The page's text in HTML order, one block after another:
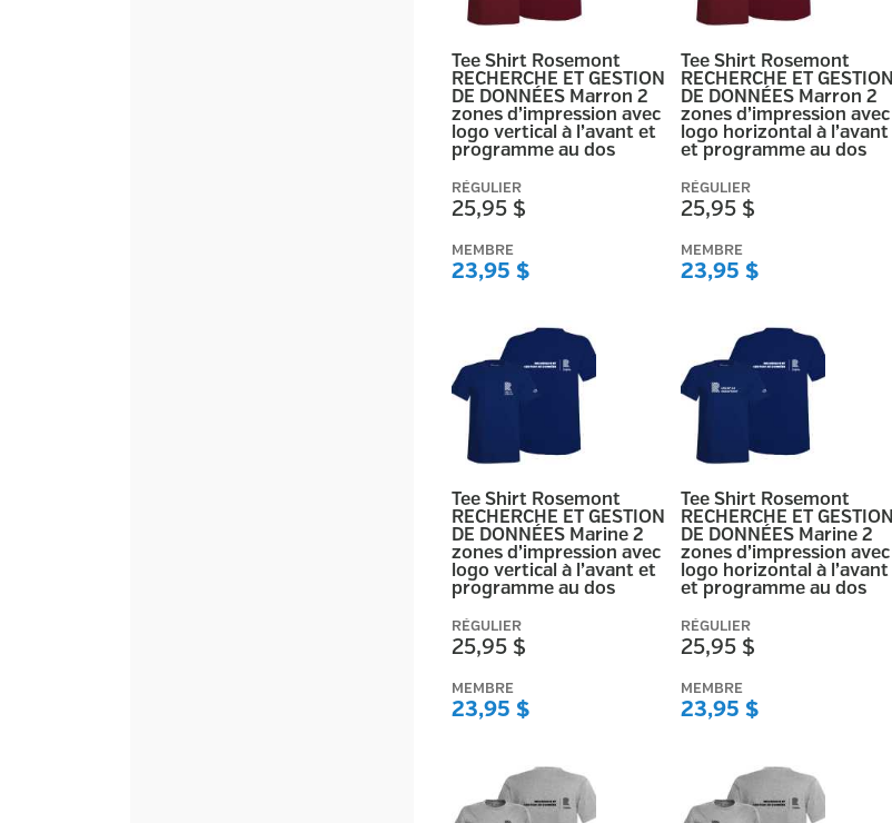
Tee Shirt Rosemont
RECHERCHE ET GESTION
DE DONNÉES Marron 2
zones d’impression avec
logo vertical à l’avant et
programme au dos
RÉGULIER
25,95 $
MEMBRE
23,95 $
Tee Shirt Rosemont
RECHERCHE ET GESTION
DE DONNÉES Marron 2
zones d’impression avec
logo horizontal à l’avant
et programme au dos
RÉGULIER
25,95 $
MEMBRE
23,95 $
Tee Shirt Rosemont
RECHERCHE ET GESTION
DE DONNÉES Marine 2
zones d’impression avec
logo vertical à l’avant et
programme au dos
RÉGULIER
25,95 $
MEMBRE
23,95 $
Tee Shirt Rosemont
RECHERCHE ET GESTION
DE DONNÉES Marine 2
zones d’impression avec
logo horizontal à l’avant
et programme au dos
RÉGULIER
25,95 $
MEMBRE
23,95 $